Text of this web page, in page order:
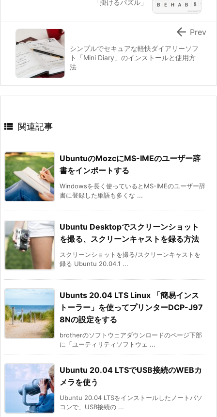
「掛けるパズル」
シンプルでセキュアな軽快ダイアリーソフ
ト「Mini Diary」のインストールと使用方
法
 Prev
 関連記事
UbuntuのMozcにMS-IMEのユーザー辞
書をインポートする
Windowsを長く使っているとMS-IMEのユーザー辞
書に登録した単語も多くな ...
Ubuntu Desktopでスクリーンショット
を撮る、スクリーンキャストを録る方法
スクリーンショットを撮る/スクリーンキャストを
録る Ubuntu 20.04.1 ...
Ubunts 20.04 LTS Linux 「簡易インス
トーラー」を使ってプリンターDCP-J97
8Nの設定をする
brotherのソフトウェアダウンロードのページ下部
に「ユーティリティソフトウェ ...
Ubuntu 20.04 LTSでUSB接続のWEBカ
メラを使う
Ubuntu 20.04 LTSをインストールしたノートパソ
コンで、USB接続の ...